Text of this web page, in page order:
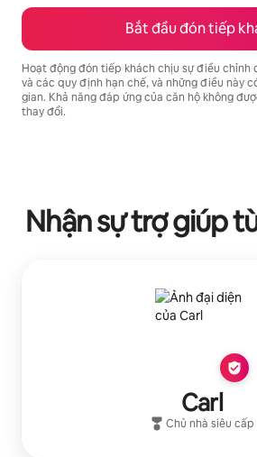
Bắt đầu đón tiếp
Hoạt động đón tiếp khách chịu sự điều chỉnh
và các quy định hạn chế, và những điều này
gian. Khả năng đáp ứng của căn hộ không
thay đổi.
Nhận sự trợ giúp
Carl
Chủ nhà siêu cấp